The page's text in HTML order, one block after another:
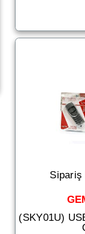
Sipariş
(SKY01U)